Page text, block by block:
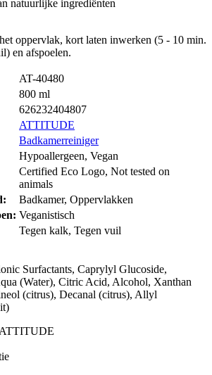
natuurlijke ingrediënten
oppervlak, kort laten inwerken (5 - 10 min.
en afspoelen.
AT-40480
800 ml
626232404807
ATTITUDE
Badkamerreiniger
Hypoallergeen, Vegan
Certified Eco Logo, Not tested on
animals
Badkamer, Oppervlakken
Veganistisch
Tegen kalk, Tegen vuil
Surfactants, Caprylyl Glucoside,
(Water), Citric Acid, Alcohol, Xanthan
(citrus), Decanal (citrus), Allyl